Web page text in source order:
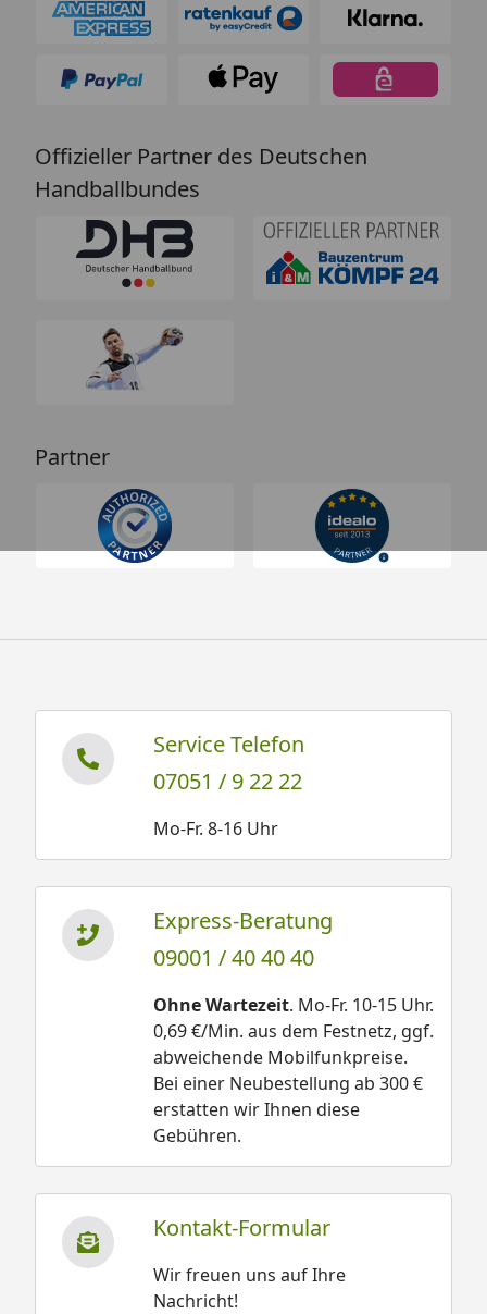
Offizieller Partner des Deutschen
Handballbundes
Partner
Service Telefon
07051 / 9 22 22
Mo-Fr. 8-16 Uhr
Express-Beratung
09001 / 40 40 40
Ohne Wartezeit. Mo-Fr. 10-15 Uhr.
0,69 €/Min. aus dem Festnetz, ggf.
abweichende Mobilfunkpreise.
Bei einer Neubestellung ab 300 €
erstatten wir Ihnen diese
Gebühren.
Kontakt-Formular
Wir freuen uns auf Ihre
Nachricht!